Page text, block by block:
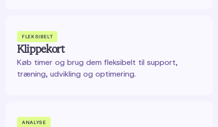
FLEKSIBELT
Klippekort
Køb timer og brug dem fleksibelt til support,
træning, udvikling og optimering.
ANALYSE